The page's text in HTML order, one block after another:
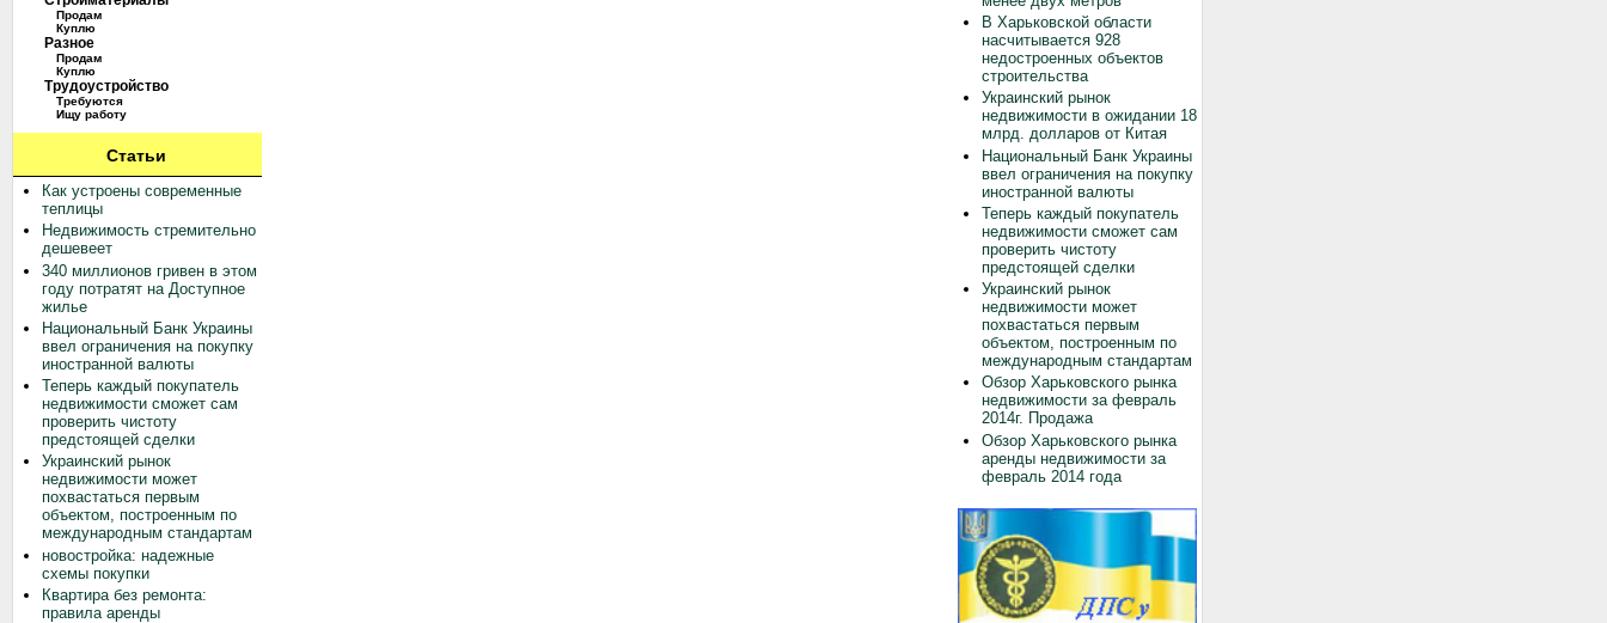
Продам
Куплю
Разное
Продам
Куплю
Трудоустройство
Требуются
Ищу работу
Статьи
Как устроены современные
теплицы
Недвижимость стремительно
дешевеет
340 миллионов гривен в этом
году потратят на Доступное
жилье
Национальный Банк Украины
ввел ограничения на покупку
иностранной валюты
Теперь каждый покупатель
недвижимости сможет сам
проверить чистоту
предстоящей сделки
Украинский рынок
недвижимости может
похвастаться первым
объектом, построенным по
международным стандартам
новостройка: надежные
схемы покупки
Квартира без ремонта:
правила аренды
В Харьковской области
насчитывается 928
недостроенных объектов
строительства
Украинский рынок
недвижимости в ожидании 18
млрд. долларов от Китая
Национальный Банк Украины
ввел ограничения на покупку
иностранной валюты
Теперь каждый покупатель
недвижимости сможет сам
проверить чистоту
предстоящей сделки
Украинский рынок
недвижимости может
похвастаться первым
объектом, построенным по
международным стандартам
Обзор Харьковского рынка
недвижимости за февраль
2014г. Продажа
Обзор Харьковского рынка
аренды недвижимости за
февраль 2014 года